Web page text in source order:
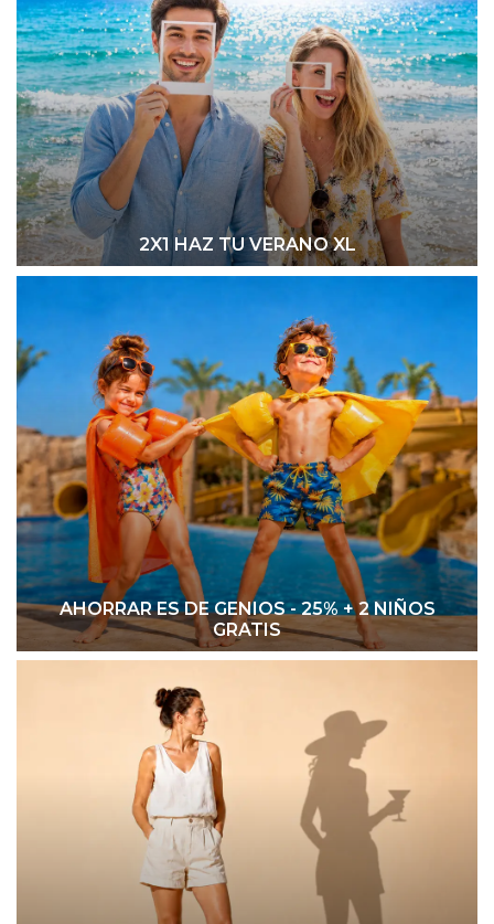
2X1 HAZ TU VERANO XL
AHORRAR ES DE GENIOS - 25% + 2 NIÑOS
GRATIS